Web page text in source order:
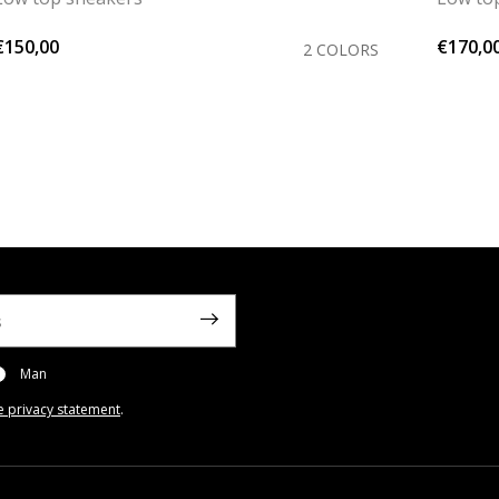
2 COLORS
Man
privacy statement.